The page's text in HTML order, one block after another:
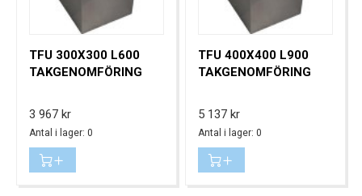
TFU 300X300 L600
TAKGENOMFÖRING
Pris
3 967 kr
Antal i lager: 0
TFU 400X400 L900
TAKGENOMFÖRING
Pris
5 137 kr
Antal i lager: 0